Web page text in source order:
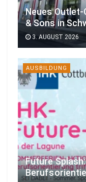
Neues Outlet-
& Sons in
3. AUGUST 2026
AUSBILDUNG
Future